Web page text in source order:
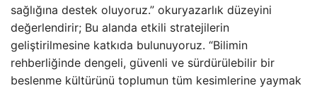
sağlığına destek oluyoruz.” okuryazarlık düzeyini
değerlendirir; Bu alanda etkili stratejilerin
geliştirilmesine katkıda bulunuyoruz. “Bilimin
rehberliğinde dengeli, güvenli ve sürdürülebilir bir
beslenme kültürünü toplumun tüm kesimlerine yaymak